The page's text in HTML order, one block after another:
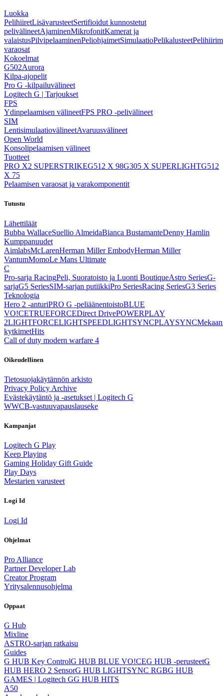
Luokka
PelihiiretLisävarusteetSertifioidut kunnostetut
pelivälineetAjaminenMikrofonitKamerat ja
valaistusPilvipelaaminenPeliohjaimetSimulaatioPelikalusteet
varaosat
Kokoelmat
G502Aurora
Kilpa-ajopelit
Pro G -kilpailuvälineet
Logitech G | Tarjoukset
FPS
Ydinpelaamisen välineetFPS PRO -pelivälineet
SIM
LentisimulaatiovälineetAvaruusvälineet
Open World
Konsolipelaamisen välineet
Tuotteet
PRO X2 SUPERSTRIKEG512 X 98G305 X SUPERLIGHTG512
X 75
Pelaamisen varaosat ja varakomponentit
Tutustu
Lähettiläät
Bubba WallaceSuellio AlmeidaBianca BustamanteDenny Hamlin
Kumppanuudet
AimlabsMcLarenHerman Miller EmbodyHerman Miller
VantumMomoLe Mans Ultimate
C
Pro-sarja RacingPeli, Suoratoisto ja Luonti BoutiqueAstro SeriesG-
sarjaG5 SeriesSIM-sarjan putiikkiPro SeriesRacing SeriesG3 Series
Teknologia
Hero 2 -anturiPRO G -peliäänentoistoBLUE
VO!CETRUEFORCEDirect DrivePOWERPLAY
2LIGHTFORCELIGHTSPEEDLIGHTSYNCPLAYSYNC
kytkimetHits
Call of duty modern warfare 4
Oikeudellinen
Tietosuojakäytännön arkisto
Privacy Policy Archive
Evästekäytäntö ja -asetukset | Logitech G
WWCB-vastuuvapauslauseke
Kampanjat
Logitech G Play
Keep Playing
Gaming Holiday Gift Guide
Play Days
Mestarien varusteet
Logi Id
Logi Id
Ohjelmat
Pro Alliance
Partner Developer Lab
Creator Program
Yritysalennusohjelma
Oppaat
G Hub
Mixline
ASTRO-sarjan ratkaisu
Guides
G HUB Key ControlG HUB BLUE VO!CEG HUB ‑perusteetG
HUB HERO 2 SensorG HUB LIGHTSYNC RGBG HUB
GAMES | Logitech GG HUB HITS
A50